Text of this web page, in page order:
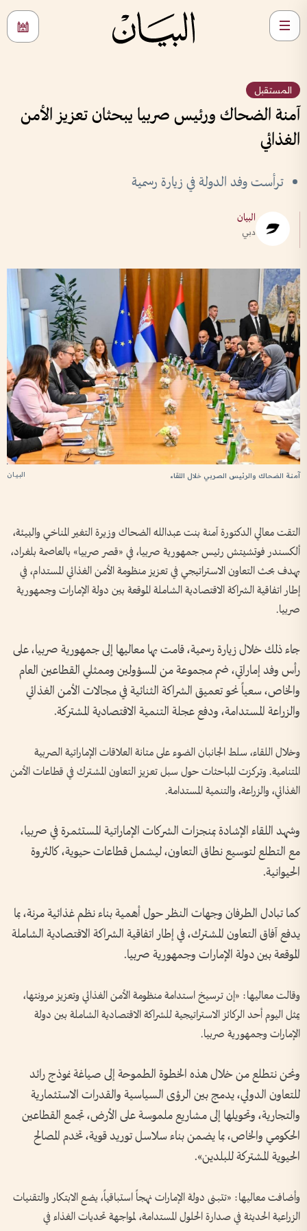
المستقبل
آمنة الضحاك ورئيس صربيا يبحثان تعزيز الأمن
الغذائي
ترأست وفد الدولة في زيارة رسمية
البيان
دبي
البيان آمنة الضحاك والرئيس الصربي خلال اللقاء
التقت معالي الدكتورة آمنة بنت عبدالله الضحاك وزيرة التغير المناخي والبيئة،
ألكسندر فوتشيتش رئيس جمهورية صربيا، في «قصر صربيا» بالعاصمة بلغراد،
بهدف بحث التعاون الاستراتيجي في تعزيز منظومة الأمن الغذائي المستدام، في
إطار اتفاقية الشراكة الاقتصادية الشاملة الموقعة بين دولة الإمارات وجمهورية
صربيا.
جاء ذلك خلال زيارة رسمية، قامت بها معاليها إلى جمهورية صربيا، على
رأس وفد إماراتي، ضم مجموعة من المسؤولين وممثلي القطاعين العام
والخاص، سعياً نحو تعميق الشراكة الثنائية في مجالات الأمن الغذائي
والزراعة المستدامة، ودفع عجلة التنمية الاقتصادية المشتركة.
وخلال اللقاء، سلط الجانبان الضوء على متانة العلاقات الإماراتية الصربية
المتنامية. وتركزت المباحثات حول سبل تعزيز التعاون المشترك في قطاعات الأمن
الغذائي، والزراعة، والتنمية المستدامة.
وشهد اللقاء الإشادة بمنجزات الشركات الإماراتية المستثمرة في صربيا،
مع التطلع لتوسيع نطاق التعاون، ليشمل قطاعات حيوية، كالثروة
الحيوانية.
كما تبادل الطرفان وجهات النظر حول أهمية بناء نظم غذائية مرنة، بما
يدفع آفاق التعاون المشترك، في إطار اتفاقية الشراكة الاقتصادية الشاملة
الموقعة بين دولة الإمارات وجمهورية صربيا.
وقالت معاليها: «إن ترسيخ استدامة منظومة الأمن الغذائي وتعزيز مرونتها،
يمثل اليوم أحد الركائز الاستراتيجية للشراكة الاقتصادية الشاملة بين دولة
الإمارات وجمهورية صربيا.
ونحن نتطلع من خلال هذه الخطوة الطموحة إلى صياغة نموذج رائد
للتعاون الدولي، يدمج بين الرؤى السياسية والقدرات الاستثمارية
والتجارية، وتحويلها إلى مشاريع ملموسة على الأرض، تجمع القطاعين
الحكومي والخاص، بما يضمن بناء سلاسل توريد قوية، تخدم المصالح
الحيوية المشتركة للبلدين».
وأضافت معاليها: «تتبنى دولة الإمارات نهجاً استباقياً، يضع الابتكار والتقنيات
الزراعية الحديثة في صدارة الحلول المستدامة، لمواجهة تحديات الغذاء في